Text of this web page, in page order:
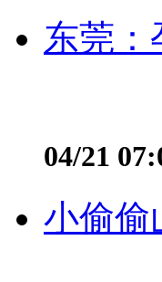
东莞：
04/21
小偷偷